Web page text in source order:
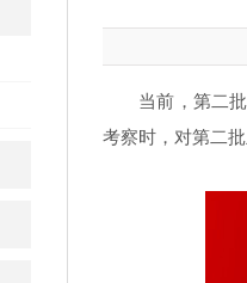
当前，第二批
考察时，对第二